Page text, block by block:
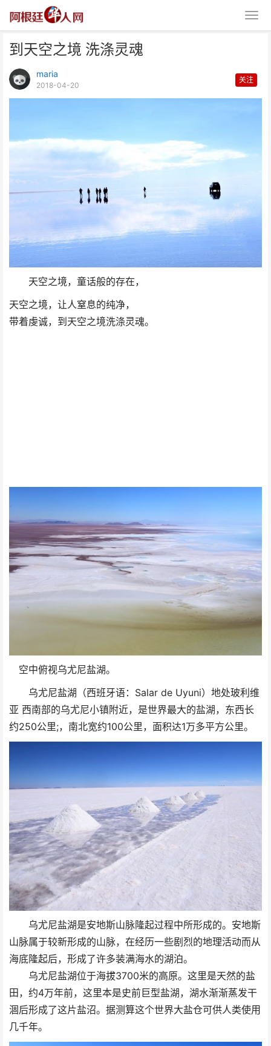
到天空之境 洗涤灵魂
maria
2018-04-20
关注
天空之境，童话般的存在，
天空之境，让人窒息的纯净，
带着虔诚，到天空之境洗涤灵魂。
空中俯视乌尤尼盐湖。
乌尤尼盐湖（西班牙语：Salar de Uyuni）地处玻利维
亚 西南部的乌尤尼小镇附近，是世界最大的盐湖，东西长
约250公里;，南北宽约100公里，面积达1万多平方公里。
乌尤尼盐湖是安地斯山脉隆起过程中所形成的。安地斯
山脉属于较新形成的山脉，在经历一些剧烈的地理活动而从
海底隆起后，形成了许多装满海水的湖泊。
乌尤尼盐湖位于海拔3700米的高原。这里是天然的盐
田，约4万年前，这里本是史前巨型盐湖，湖水渐渐蒸发干
涸后形成了这片盐沼。据测算这个世界大盐仓可供人类使用
几千年。
到天空之境 洗涤灵魂